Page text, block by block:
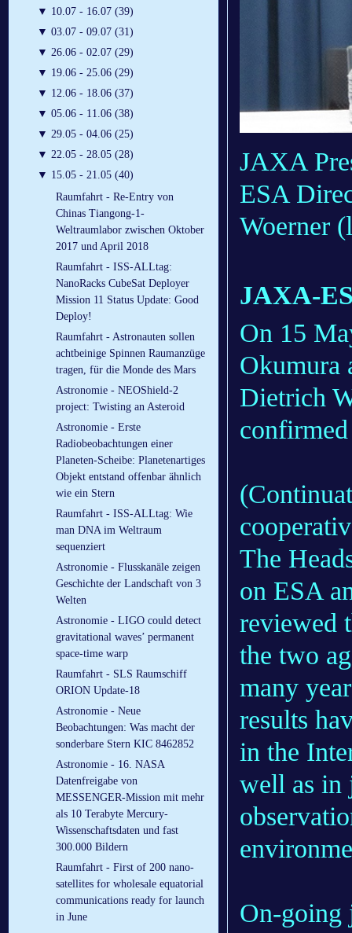
▼ 10.07 - 16.07 (39)
▼ 03.07 - 09.07 (31)
▼ 26.06 - 02.07 (29)
▼ 19.06 - 25.06 (29)
▼ 12.06 - 18.06 (37)
▼ 05.06 - 11.06 (38)
▼ 29.05 - 04.06 (25)
▼ 22.05 - 28.05 (28)
▼ 15.05 - 21.05 (40)
Raumfahrt - Re-Entry von
Chinas Tiangong-1-
Weltraumlabor zwischen Oktober
2017 und April 2018
Raumfahrt - ISS-ALLtag:
NanoRacks CubeSat Deployer
Mission 11 Status Update: Good
Deploy!
Raumfahrt - Astronauten sollen
achtbeinige Spinnen Raumanzüge
tragen, für die Monde des Mars
Astronomie - NEOShield-2
project: Twisting an Asteroid
Astronomie - Erste
Radiobeobachtungen einer
Planeten-Scheibe: Planetenartiges
Objekt entstand offenbar ähnlich
wie ein Stern
Raumfahrt - ISS-ALLtag: Wie
man DNA im Weltraum
sequenziert
Astronomie - Flusskanäle zeigen
Geschichte der Landschaft von 3
Welten
Astronomie - LIGO could detect
gravitational waves’ permanent
space-time warp
Raumfahrt - SLS Raumschiff
ORION Update-18
Astronomie - Neue
Beobachtungen: Was macht der
sonderbare Stern KIC 8462852
Astronomie - 16. NASA
Datenfreigabe von
MESSENGER-Mission mit mehr
als 10 Terabyte Mercury-
Wissenschaftsdaten und fast
300.000 Bildern
Raumfahrt - First of 200 nano-
satellites for wholesale equatorial
communications ready for launch
in June
JAXA
ESA
Woerner
JAXA-
On 15
Okumura
Dietrich
The
on ESA
reviewed
the two
many
results
in the
well as in
On-going